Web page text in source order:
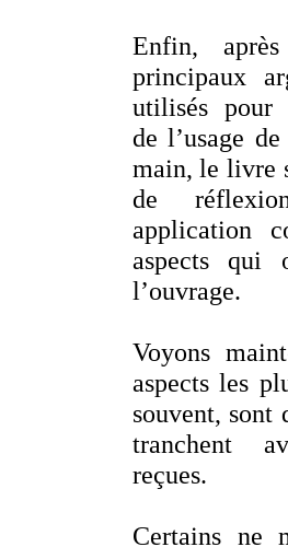
Enfin,
principaux
utilisés pour
de l’usage
main, le livre
de
application
aspects qui
l’ouvrage.
Voyons
aspects les
souvent, sont
tranchent
reçues.
Certains ne